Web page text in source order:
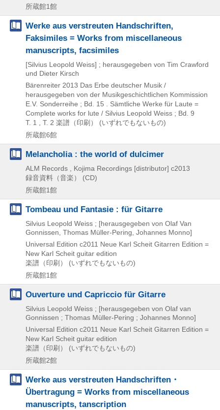
所蔵館1館
Werke aus verstreuten Handschriften,
Faksimiles = Works from miscellaneous
manuscripts, facsimiles
[Silvius Leopold Weiss] ; herausgegeben von Tim Crawford
und Dieter Kirsch
Bärenreiter 2013 Das Erbe deutscher Musik /
herausgegeben von der Musikgeschichtlichen Kommission
E.V. Sonderreihe ; Bd. 15 . Sämtliche Werke für Laute =
Complete works for lute / Silvius Leopold Weiss ; Bd. 9
T. 1 , T. 2 楽譜（印刷） (いずれでもないもの)
所蔵館6館
Melancholia : the world of dulcimer
ALM Records , Kojima Recordings [distributor] c2013
録音資料（音楽） (CD)
所蔵館1館
Tombeau und Fantasie : für Gitarre
Silvius Leopold Weiss ; [herausgegeben von Olaf Van
Gonnissen, Thomas Müller-Pering, Johannes Monno]
Universal Edition c2011 Neue Karl Scheit Gitarren Edition =
New Karl Scheit guitar edition
楽譜（印刷） (いずれでもないもの)
所蔵館1館
Ouverture und Capriccio für Gitarre
Silvius Leopold Weiss ; [herausgegeben von Olaf van
Gonnissen ; Thomas Müller-Pering ; Johannes Monno]
Universal Edition c2011 Neue Karl Scheit Gitarren Edition =
New Karl Scheit guitar edition
楽譜（印刷） (いずれでもないもの)
所蔵館2館
Werke aus verstreuten Handschriften・
Übertragung = Works from miscellaneous
manuscripts, tanscription